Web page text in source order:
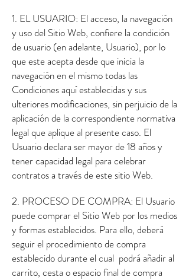
1. EL USUARIO: El acceso, la navegación
y uso del Sitio Web, confiere la condición
de usuario (en adelante, Usuario), por lo
que este acepta desde que inicia la
navegación en el mismo todas las
Condiciones aquí establecidas y sus
ulteriores modificaciones, sin perjuicio de la
aplicación de la correspondiente normativa
legal que aplique al presente caso. El
Usuario declara ser mayor de 18 años y
tener capacidad legal para celebrar
contratos a través de este sitio Web.
2. PROCESO DE COMPRA: El Usuario
puede comprar el Sitio Web por los medios
y formas establecidos. Para ello, deberá
seguir el procedimiento de compra
establecido durante el cual podrá añadir al
carrito, cesta o espacio final de compra